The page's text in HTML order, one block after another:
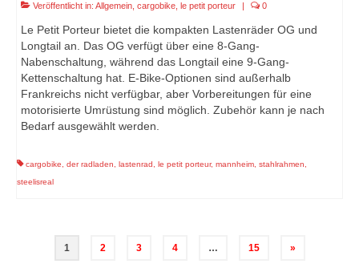
Veröffentlicht in: Allgemein cargobike le petit porteur | 0
Le Petit Porteur bietet die kompakten Lastenräder OG und
Longtail an. Das OG verfügt über eine 8-Gang-
Nabenschaltung, während das Longtail eine 9-Gang-
Kettenschaltung hat. E-Bike-Optionen sind außerhalb
Frankreichs nicht verfügbar, aber Vorbereitungen für eine
motorisierte Umrüstung sind möglich. Zubehör kann je nach
Bedarf ausgewählt werden.
cargobike der radladen lastenrad le petit porteur, mannheim stahlrahmen
steelisreal
Seitennummerierung
1 2 3 4 … 15 »